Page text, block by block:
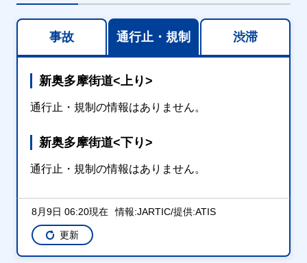
事故 通行止・規制 渋滞
新奥多摩街道<上り>
通行止・規制の情報はありません。
新奥多摩街道<下り>
通行止・規制の情報はありません。
8月9日 06:20現在 情報:JARTIC/提供:ATIS
更新